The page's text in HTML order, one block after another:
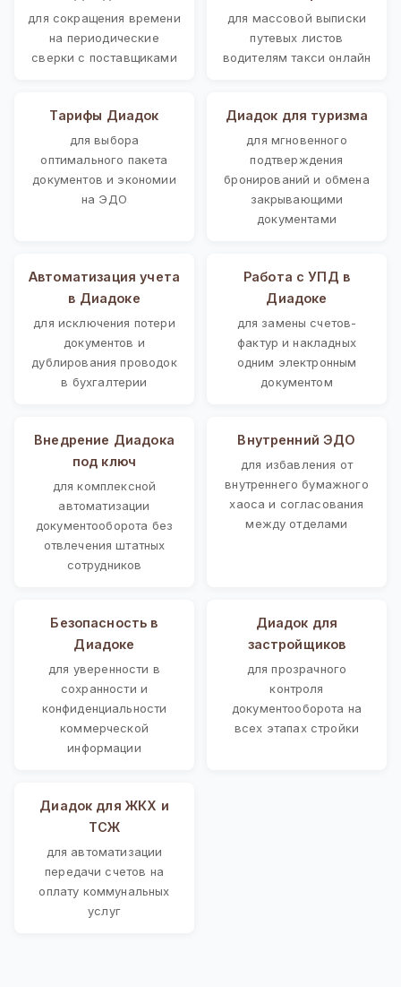
для сокращения времени
на периодические
сверки с поставщиками
для массовой выписки
путевых листов
водителям такси онлайн
Тарифы Диадок
для выбора
оптимального пакета
документов и экономии
на ЭДО
Диадок для туризма
для мгновенного
подтверждения
бронирований и обмена
закрывающими
документами
Автоматизация учета
в Диадоке
для исключения потери
документов и
дублирования проводок
в бухгалтерии
Работа с УПД в
Диадоке
для замены счетов-
фактур и накладных
одним электронным
документом
Внедрение Диадока
под ключ
для комплексной
автоматизации
документооборота без
отвлечения штатных
сотрудников
Внутренний ЭДО
для избавления от
внутреннего бумажного
хаоса и согласования
между отделами
Безопасность в
Диадоке
для уверенности в
сохранности и
конфиденциальности
коммерческой
информации
Диадок для
застройщиков
для прозрачного
контроля
документооборота на
всех этапах стройки
Диадок для ЖКХ и
ТСЖ
для автоматизации
передачи счетов на
оплату коммунальных
услуг